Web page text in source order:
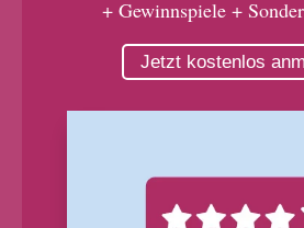
+ Gewinnspiele +
Jetzt kostenlos